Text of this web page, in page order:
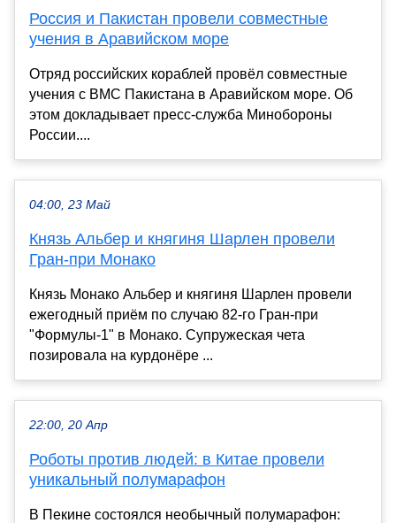
Россия и Пакистан провели совместные
учения в Аравийском море
Отряд российских кораблей провёл совместные
учения с ВМС Пакистана в Аравийском море. Об
этом докладывает пресс-служба Минобороны
России....
04:00, 23 Май
Князь Альбер и княгиня Шарлен провели
Гран-при Монако
Князь Монако Альбер и княгиня Шарлен провели
ежегодный приём по случаю 82-го Гран-при
"Формулы-1" в Монако. Супружеская чета
позировала на курдонёре ...
22:00, 20 Апр
Роботы против людей: в Китае провели
уникальный полумарафон
В Пекине состоялся необычный полумарафон: